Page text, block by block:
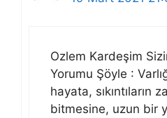
Ozlem Kardeşim
Yorumu Şöyle :
hayata, sıkıntıların
bitmesine, uzun bir